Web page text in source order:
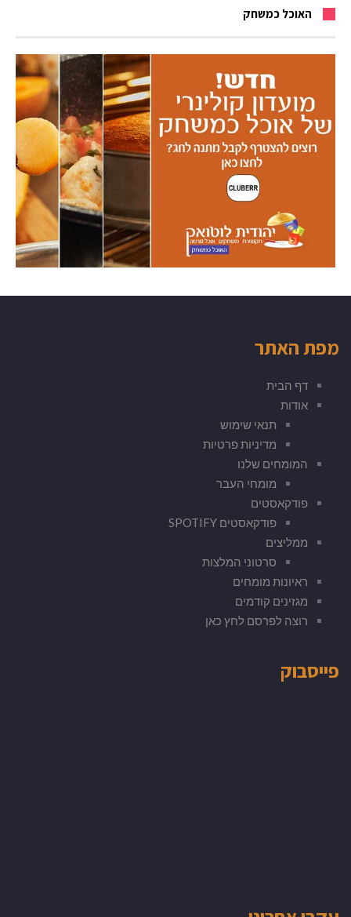
האוכל כמשחק
מפת האתר
דף הבית
אודות
תנאי שימוש
מדיניות פרטיות
המומחים שלנו
מומחי העבר
פודקאסטים
פודקאסטים SPOTIFY
ממליצים
סרטוני המלצות
ראיונות מומחים
מגזינים קודמים
רוצה לפרסם לחץ כאן
פייסבוק